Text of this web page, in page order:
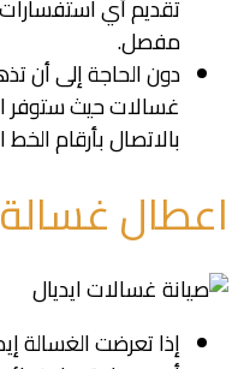
تقديم أي
مفصل.
دون الحاجة إلى أن
غسالات حيث ستوفر
بالاتصال بأرقام
اعطال غسالة
إذا تعرضت الغسالة